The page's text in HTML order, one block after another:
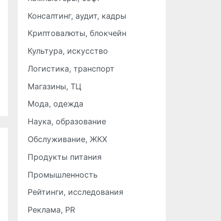
Консалтинг, аудит, кадры
Криптовалюты, блокчейн
Культура, искусство
Логистика, транспорт
Магазины, ТЦ
Мода, одежда
Наука, образование
Обслуживание, ЖКХ
Продукты питания
Промышленность
Рейтинги, исследования
Реклама, PR